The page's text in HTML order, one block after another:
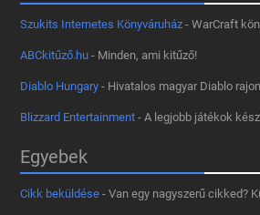
Szukits Internetes Könyváruház - WarCraft
ABCkitűző.hu - Minden, ami kitűző!
Diablo Hungary - Hivatalos magyar Diablo
Blizzard Entertainment - A legjobb játékok
Egyebek
Cikk beküldése - Van egy nagyszerű cikked?